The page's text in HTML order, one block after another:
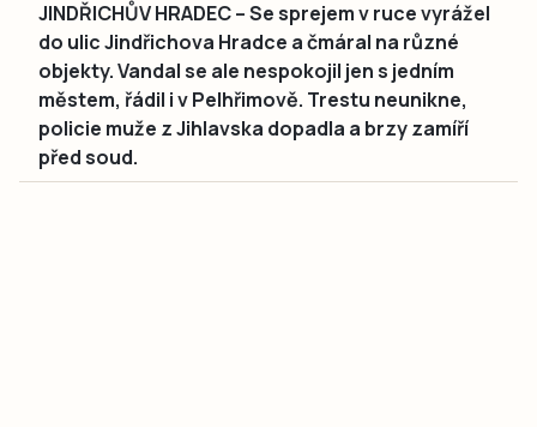
JINDŘICHŮV HRADEC – Se sprejem v ruce vyrážel
do ulic Jindřichova Hradce a čmáral na různé
objekty. Vandal se ale nespokojil jen s jedním
městem, řádil i v Pelhřimově. Trestu neunikne,
policie muže z Jihlavska dopadla a brzy zamíří
před soud.